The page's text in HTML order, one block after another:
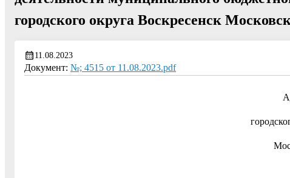
городского округа Воскресенск
11.08.2023
Документ: №; 4515 от 11.08.2023.pdf